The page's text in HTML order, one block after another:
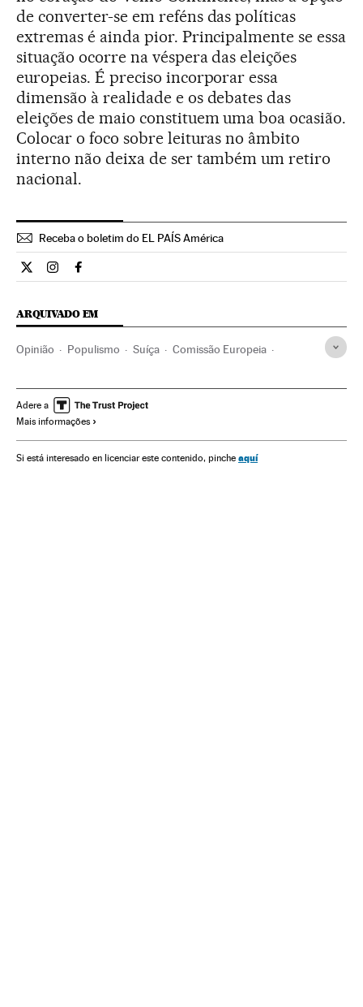
de converter-se em reféns das políticas
extremas é ainda pior. Principalmente se essa
situação ocorre na véspera das eleições
europeias. É preciso incorporar essa
dimensão à realidade e os debates das
eleições de maio constituem uma boa ocasião.
Colocar o foco sobre leituras no âmbito
interno não deixa de ser também um retiro
nacional.
Receba o boletim do EL PAÍS América
Opiniao El País Brasil en Twitter
Opiniao El País Brasil en Instagram
Opiniao El País Brasil en Facebook
ARQUIVADO EM
Opinião Populismo Suíça Comissão Europeia
União Europeia Europa
Adere a
Mais informações
Si está interesado en licenciar este contenido, pinche aquí